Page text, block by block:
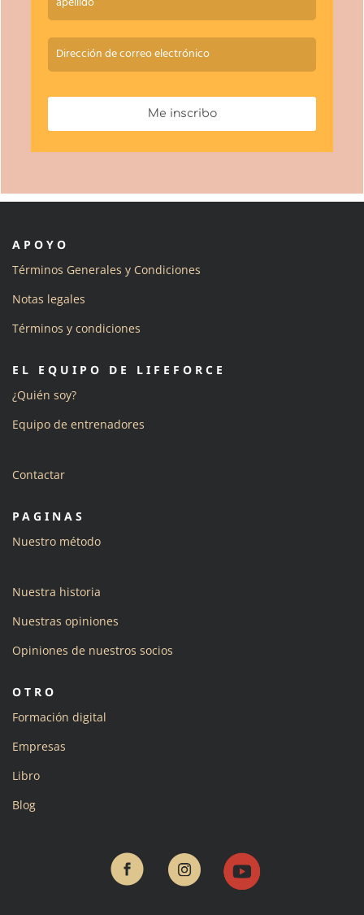
Me inscribo
APOYO
Términos Generales y Condiciones
Notas legales
Términos y condiciones
EL EQUIPO DE LIFEFORCE
¿Quién soy?
Equipo de entrenadores
Contactar
PAGINAS
Nuestro método
Nuestra historia
Nuestras opiniones
Opiniones de nuestros socios
OTRO
Formación digital
Empresas
Libro
Blog